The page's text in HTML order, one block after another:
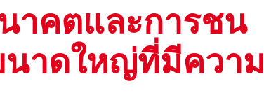
าคตและการชน
นาดใหญ่ที่มีความ